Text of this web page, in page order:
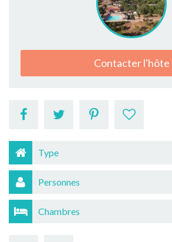
Contacter l'hôte
Type
Personnes
Chambres